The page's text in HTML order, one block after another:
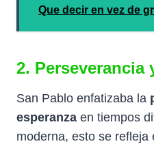
Que decir en vez de
2. Perseverancia
San Pablo enfatizaba la
esperanza en tiempos
moderna, esto se refleja